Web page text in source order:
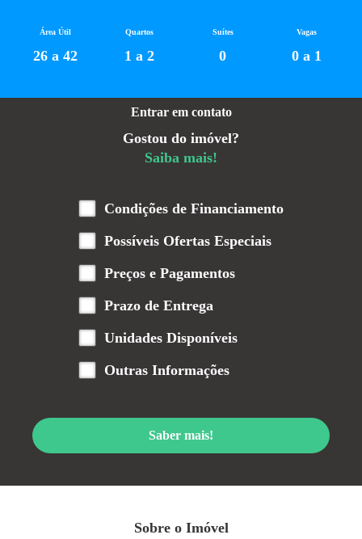
Sobre o Imóvel
Entrar em contato
Gostou do imóvel?
Saiba mais!
Condições de Financiamento
Possíveis Ofertas Especiais
Preços e Pagamentos
Prazo de Entrega
Unidades Disponíveis
Outras Informações
Saber mais!
Área Útil
26 a 42
Quartos
1 a 2
Suítes
0
Vagas
0 a 1